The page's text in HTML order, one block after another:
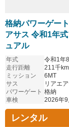
格納パワーゲー
アサス 令和1年
ュアル
年式
令和1年
走行距離
211千km
ミッション
6MT
サス
リアエ
パワーゲート 格納
車検
2026年9
レンタル